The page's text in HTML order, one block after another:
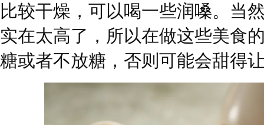
比较干燥，可以喝一些润嗓。当
实在太高了，所以在做这些美食
糖或者不放糖，否则可能会甜得